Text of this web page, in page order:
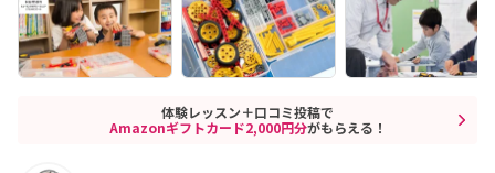
体験レッスン＋口コミ投稿で
Amazonギフトカード2,000円分がもらえる！